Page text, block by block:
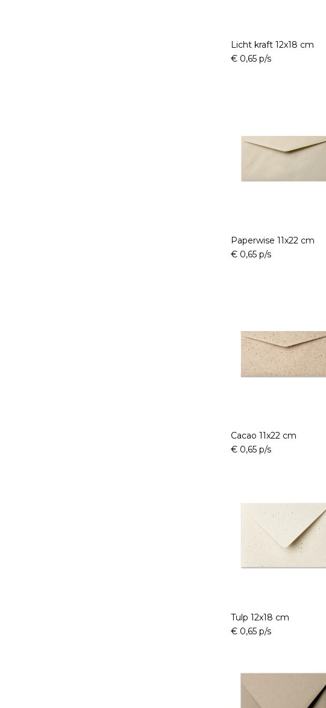
Licht kraft 12x18 cm
€ 0,65 p/s
Paperwise 11x22 cm
€ 0,65 p/s
Cacao 11x22 cm
€ 0,65 p/s
Tulp 12x18 cm
€ 0,65 p/s